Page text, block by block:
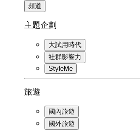
頻道
主題企劃
大試用時代
社群影響力
StyleMe
旅遊
國內旅遊
國外旅遊